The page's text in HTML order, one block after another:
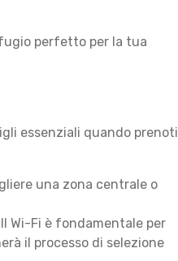
perfetto per la tua
essenziali quando prenoti
una zona centrale o
Wi-Fi è fondamentale per
il processo di selezione